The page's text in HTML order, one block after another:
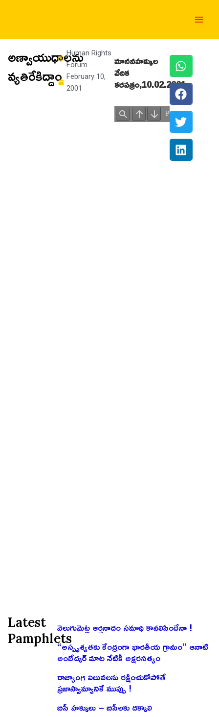
అణ్వాయుధాలను
వ్యతిరేకిద్దాం
Human Rights
Forum
February 10,
2001
మానవహక్కుల
వేదిక
కరపత్రం,10.02.2001
Latest
Pamphlets
వెలుగుమెట్ల ఆర్తనాదం సమాధి కావలిసిందేనా !
“అస్పృశ్యతకు కేంద్రంగా భారతీయ గ్రామం” ఆనాటి
అంబేద్కర్ మాట నేటికీ అక్షరసత్యం
రాజ్యాంగ విలువలను రక్షించుకోపోతే
ప్రజాస్వామ్యానికే ముప్పు !
బిసీ హక్కులు – బిసీలకు దక్కాలి